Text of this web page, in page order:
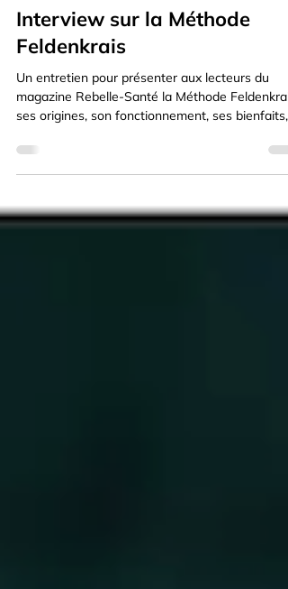
La presse en parle
Interview sur la Méthode
Feldenkrais
Un entretien pour présenter aux lecteurs du
ses origines, son fonctionnement, ses bienfaits,